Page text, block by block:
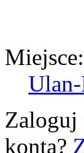
Miejsce:
Zaloguj
konta?